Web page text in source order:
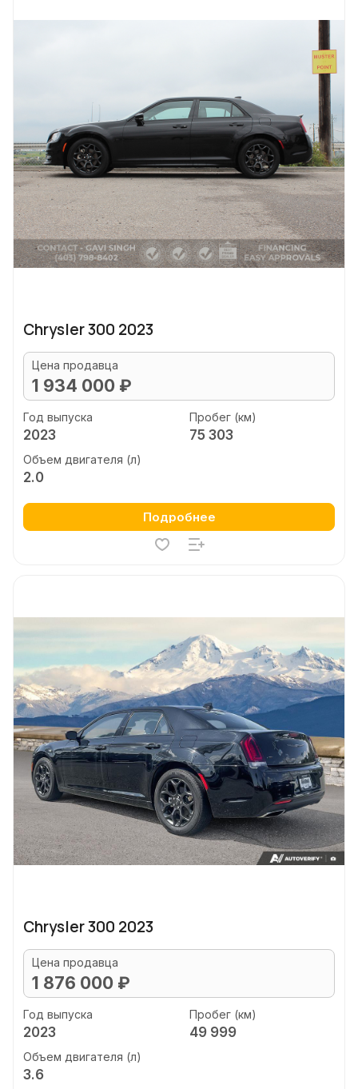
Chrysler 300 2023
Цена продавца
1 934 000 ₽
Год выпуска
2023
Пробег (км)
75 303
Объем двигателя (л)
2.0
Подробнее
Chrysler 300 2023
Цена продавца
1 876 000 ₽
Год выпуска
2023
Пробег (км)
49 999
Объем двигателя (л)
3.6